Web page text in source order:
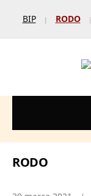
BIP RODO
RODO